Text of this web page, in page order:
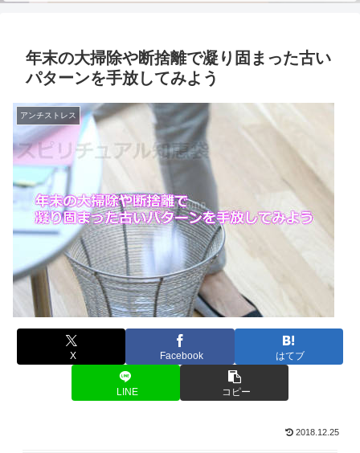
年末の大掃除や断捨離で凝り固まった古い
パターンを手放してみよう
アンチストレス
X Facebook はてブ
LINE コピー
2018.12.25